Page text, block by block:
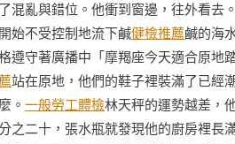
混亂與錯位。他衝到窗邊，往外看去
始不受控制地流下鹹健檢推薦鹹的海
遵守著廣播中「摩羯座今天適合原地
站在原地，他們的鞋子裡裝滿了已經
。 一般勞工體檢林天秤的運勢越差，
之二十，張水瓶就發現他的廚房裡長